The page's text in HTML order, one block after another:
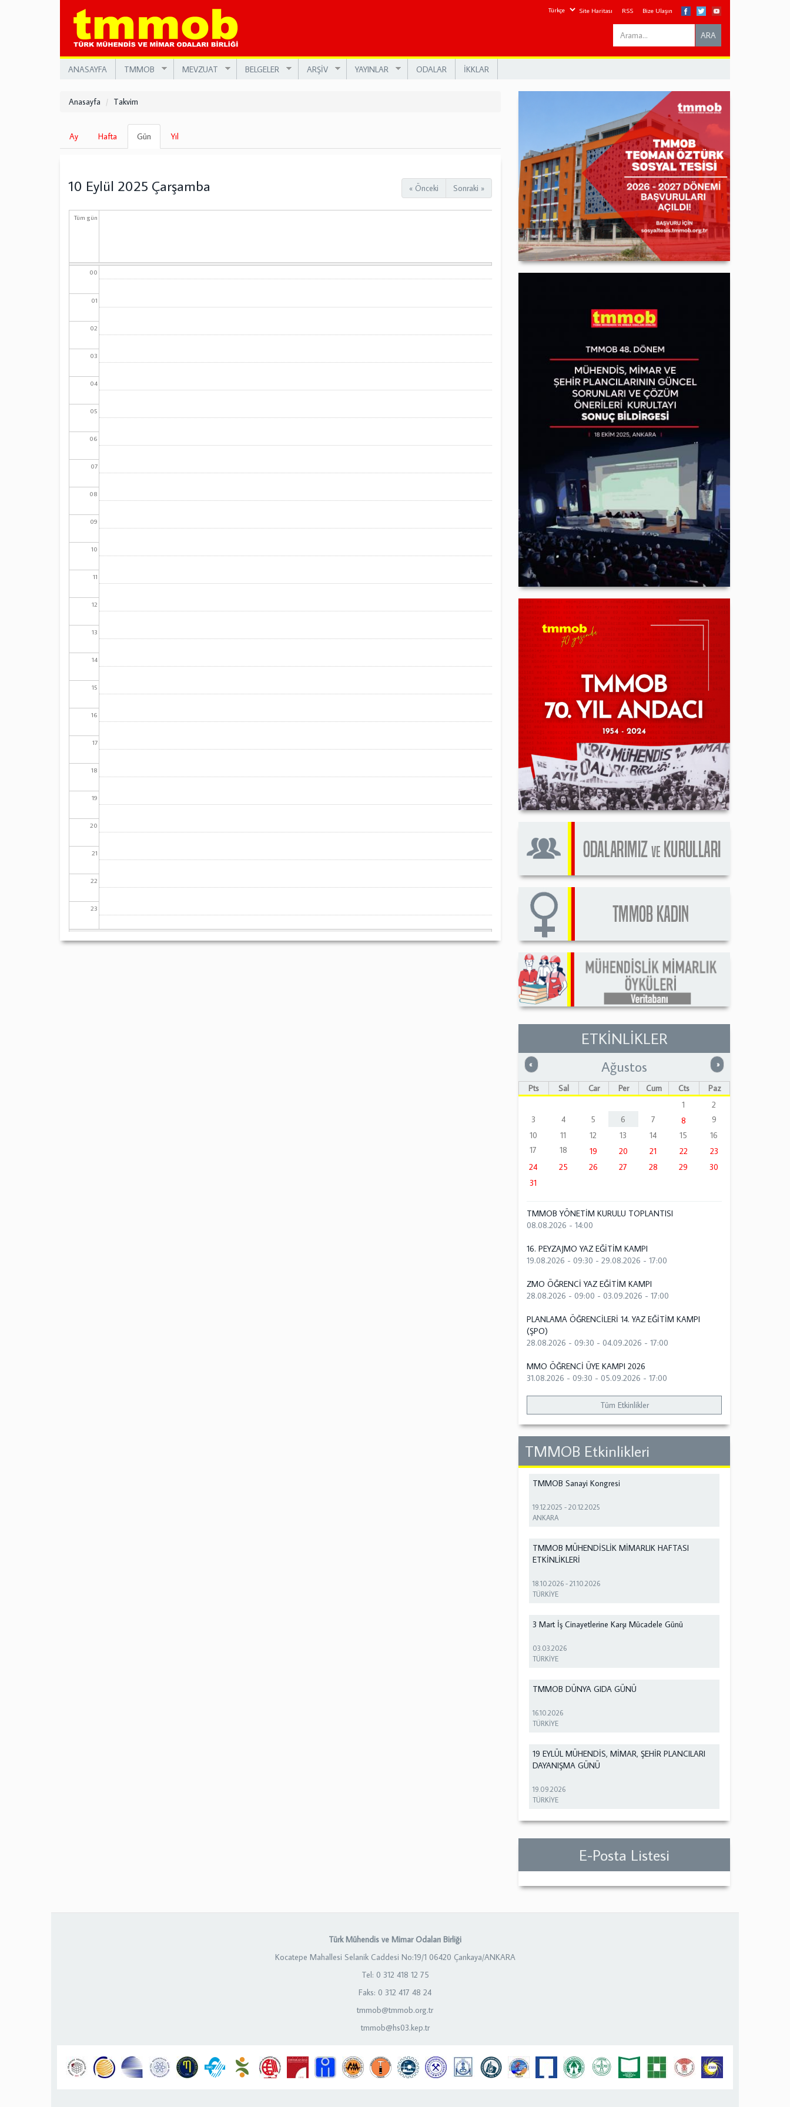
Site Haritası RSS Bize Ulaşın
Search
this
ARA
ANASAYFA TMMOB MEVZUAT BELGELER ARŞİV YAYINLAR ODALAR İKKLAR
Anasayfa Takvim
Birincil
sekmeler
Ay Hafta Gün
sekme)
Yıl
« Önceki Sonraki »
10 Eylül 2025 Çarşamba
Tüm gün
00
01
02
03
04
05
06
07
08
09
10
11
12
13
14
15
16
17
18
19
20
21
22
23
ETKİNLİKLER
« Önceki »Sonraki
Ağustos
Pts Sal Çar Per Cum Cts
Paz
1
2
3
4 5 6 7 8
9
10
11 12 13 14 15
16
17
18 19 20 21 22
23
24
25 26 27 28 29
30
31
TMMOB YÖNETİM KURULU TOPLANTISI
08.08.2026 - 14:00
16. PEYZAJMO YAZ EĞİTİM KAMPI
19.08.2026 - 09:30 -29.08.2026 - 17:00
ZMO ÖĞRENCİ YAZ EĞİTİM KAMPI
28.08.2026 - 09:00 -03.09.2026 - 17:00
PLANLAMA ÖĞRENCİLERİ 14. YAZ EĞİTİM KAMPI
(ŞPO)
28.08.2026 - 09:30 -04.09.2026 - 17:00
MMO ÖĞRENCİ ÜYE KAMPI 2026
31.08.2026 - 09:30 -05.09.2026 - 17:00
Tüm Etkinlikler
TMMOB Etkinlikleri
TMMOB Sanayi Kongresi
19.12.2025 -20.12.2025
ANKARA
TMMOB MÜHENDİSLİK MİMARLIK HAFTASI
ETKİNLİKLERİ
18.10.2026 -21.10.2026
TÜRKİYE
3 Mart İş Cinayetlerine Karşı Mücadele Günü
03.03.2026
TÜRKİYE
TMMOB DÜNYA GIDA GÜNÜ
16.10.2026
TÜRKİYE
19 EYLÜL MÜHENDİS, MİMAR, ŞEHİR PLANCILARI
DAYANIŞMA GÜNÜ
19.09.2026
TÜRKİYE
E-Posta Listesi
Türk Mühendis ve Mimar Odaları Birliği
Kocatepe Mahallesi Selanik Caddesi No:19/1 06420 Çankaya/ANKARA
Tel: 0 312 418 12 75
Faks: 0 312 417 48 24
tmmob@tmmob.org.tr
tmmob@hs03.kep.tr